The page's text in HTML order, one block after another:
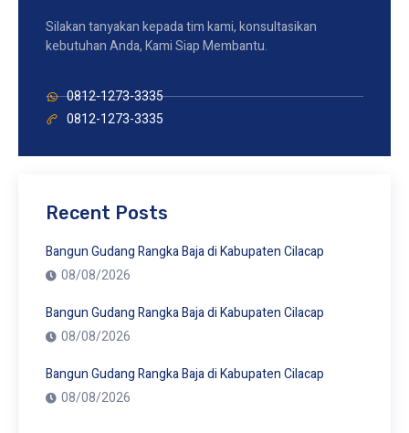
Silakan tanyakan kepada tim kami, konsultasikan
kebutuhan Anda, Kami Siap Membantu.
0812-1273-3335
0812-1273-3335
Recent Posts
Bangun Gudang Rangka Baja di Kabupaten Cilacap
08/08/2026
Bangun Gudang Rangka Baja di Kabupaten Cilacap
08/08/2026
Bangun Gudang Rangka Baja di Kabupaten Cilacap
08/08/2026